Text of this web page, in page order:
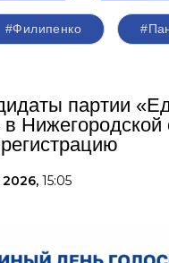
#Филипенко
партии
в Нижегородской
2026, 15:05